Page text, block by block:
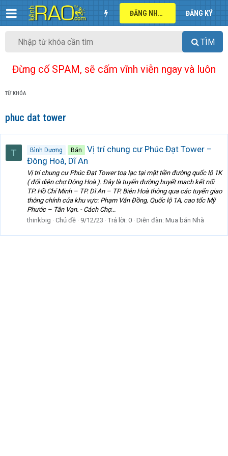
ĐĂNG NHẬP ĐĂNG KÝ
TÌM
Đừng cố SPAM, sẽ cấm vĩnh viễn ngay và luôn
TỪ KHÓA
phuc dat tower
T Bình Dương Bán
Vị trí chung cư Phúc Đạt Tower –
Đông Hoà, Dĩ An
Vị trí chung cư Phúc Đạt Tower toạ lạc tại mặt tiền đường quốc lộ 1K
( đối diện chợ Đông Hoà ). Đây là tuyến đường huyết mạch kết nối
TP. Hồ Chí Minh – TP. Dĩ An – TP. Biên Hoà thông qua các tuyến giao
thông chính của khu vực: Phạm Văn Đồng, Quốc lộ 1A, cao tốc Mỹ
Phước – Tân Vạn. - Cách Chợ...
thinkbig
Chủ đề 9/12/23 Trả lời: 0 Diễn đàn: Mua bán Nhà